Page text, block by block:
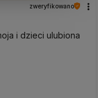
zweryfikowano
i dzieci ulubiona